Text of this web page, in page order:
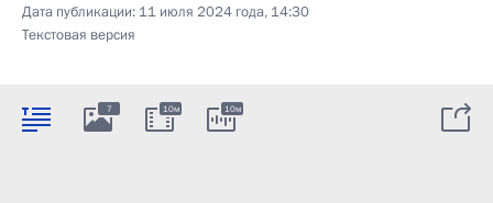
Дата публикации: 11 июля 2024 года, 14:30
Текстовая версия
7 10м 10м